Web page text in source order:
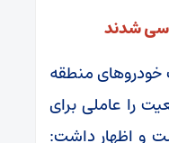
شدند
خودروهای منطقه
را عاملی برای
و اظهار داشت: